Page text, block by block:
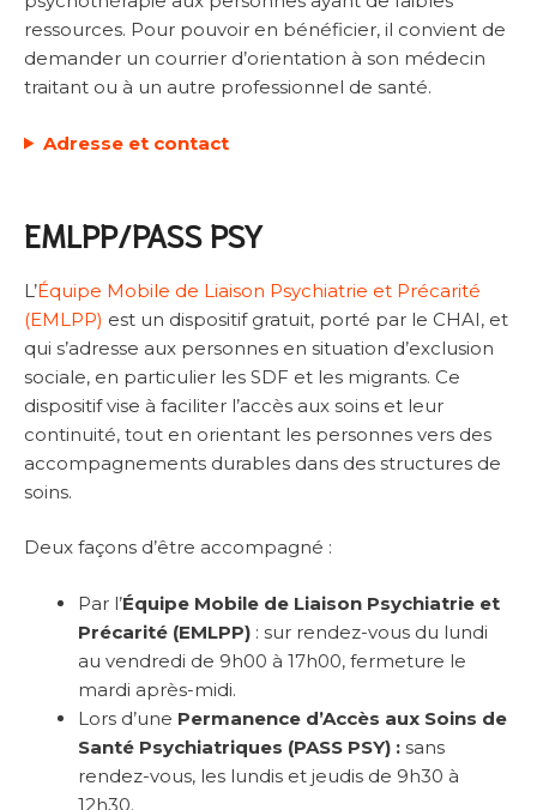
ressources. Pour pouvoir en bénéficier, il convient de
demander un courrier d’orientation à son médecin
traitant ou à un autre professionnel de santé.
Adresse et contact
EMLPP/PASS PSY
L’Équipe Mobile de Liaison Psychiatrie et Précarité
(EMLPP) est un dispositif gratuit, porté par le CHAI, et
qui s’adresse aux personnes en situation d’exclusion
sociale, en particulier les SDF et les migrants. Ce
dispositif vise à faciliter l’accès aux soins et leur
continuité, tout en orientant les personnes vers des
accompagnements durables dans des structures de
soins.
Deux façons d’être accompagné :
Par l’Équipe Mobile de Liaison Psychiatrie et
Précarité (EMLPP) : sur rendez-vous du lundi
au vendredi de 9h00 à 17h00, fermeture le
mardi après-midi.
Lors d’une Permanence d’Accès aux Soins de
Santé Psychiatriques (PASS PSY) : sans
rendez-vous, les lundis et jeudis de 9h30 à
12h30.